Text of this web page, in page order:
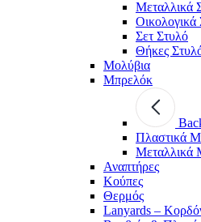
Μεταλλικά
Οικολογικά
Σετ Στυλό
Θήκες
Μολύβια
Μπρελόκ
Πλαστικά
Μεταλλικά
Αναπτήρες
Κούπες
Θερμός
Lanyards –